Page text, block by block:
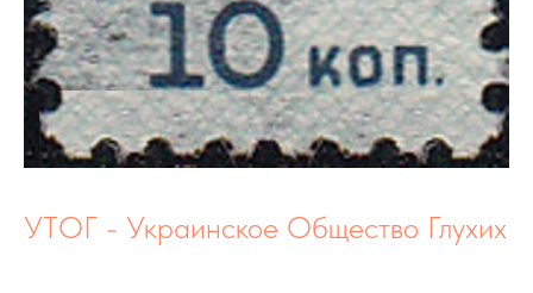
УТОГ - Украинское Общество Глухих